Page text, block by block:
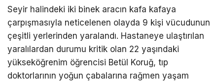
Seyir halindeki iki binek aracın kafa kafaya
çarpışmasıyla neticelenen olayda 9 kişi vücudunun
çeşitli yerlerinden yaralandı. Hastaneye ulaştırılan
yaralılardan durumu kritik olan 22 yaşındaki
yükseköğrenim öğrencisi Betül Koruğ, tıp
doktorlarının yoğun çabalarına rağmen yaşam